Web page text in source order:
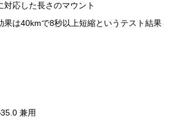
応した長さのマウント
果は40kmで8秒以上短縮というテスト結果
兼用